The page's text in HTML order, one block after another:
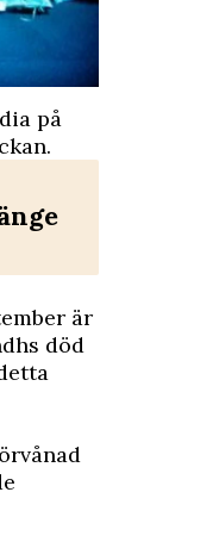
på
är
död